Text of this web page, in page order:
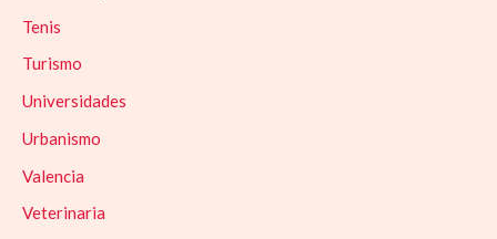
Tenis
Turismo
Universidades
Urbanismo
Valencia
Veterinaria